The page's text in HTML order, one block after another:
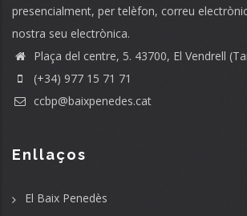
presencialment, per telèfon, correu
nostra seu electrònica.
Plaça del centre, 5. 43700, El Vendrell
(+34) 977 15 71 71
ccbp@baixpenedes.cat
Enllaços
El Baix Penedès